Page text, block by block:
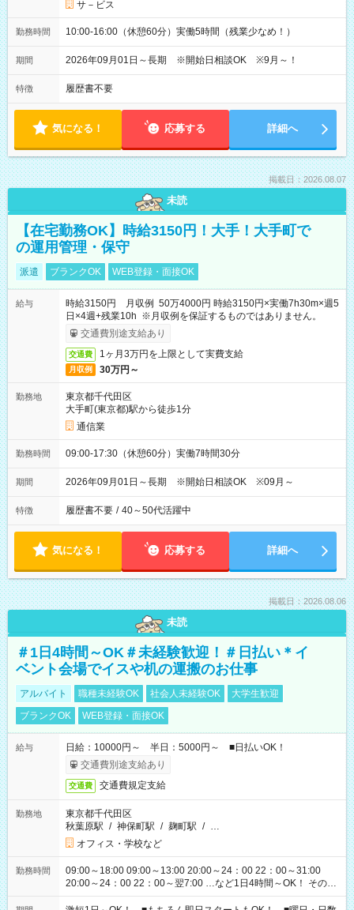
サ－ビス
勤務時間 10:00-16:00（休憩60分）実働5時間（残業少なめ！）
期間 2026年09月01日～長期 ※開始日相談OK ※9月～！
特徴 履歴書不要
気になる！ 応募する 詳細へ
掲載日：2026.08.07
未読
【在宅勤務OK】時給3150円！大手！大手町で
の運用管理・保守
派遣 ブランクOK WEB登録・面接OK
給与
時給3150円 月収例 50万4000円 時給3150円×実働7h30m×週5
日×4週+残業10h ※月収例を保証するものではありません。
交通費別途支給あり
交通費 1ヶ月3万円を上限として実費支給
月収例 30万円～
勤務地
東京都千代田区
大手町(東京都)駅から徒歩1分
通信業
勤務時間 09:00-17:30（休憩60分）実働7時間30分
期間 2026年09月01日～長期 ※開始日相談OK ※09月～
特徴 履歴書不要 / 40～50代活躍中
気になる！ 応募する 詳細へ
掲載日：2026.08.06
未読
＃1日4時間～OK＃未経験歓迎！＃日払い＊イ
ベント会場でイスや机の運搬のお仕事
アルバイト 職種未経験OK 社会人未経験OK
大学生歓迎
ブランクOK
WEB登録・面接OK
給与
日給：10000円～ 半日：5000円～ ■日払いOK！
交通費別途支給あり
交通費 交通費規定支給
勤務地
東京都千代田区
秋葉原駅 / 神保町駅 / 麹町駅 / …
オフィス・学校など
勤務時間
09:00～18:00 09:00～13:00 20:00～24：00 22：00～31:00
20:00～24：00 22：00～翌7:00 …など1日4時間～OK！ その他
シフトもございます！ お気軽にご相談ください！